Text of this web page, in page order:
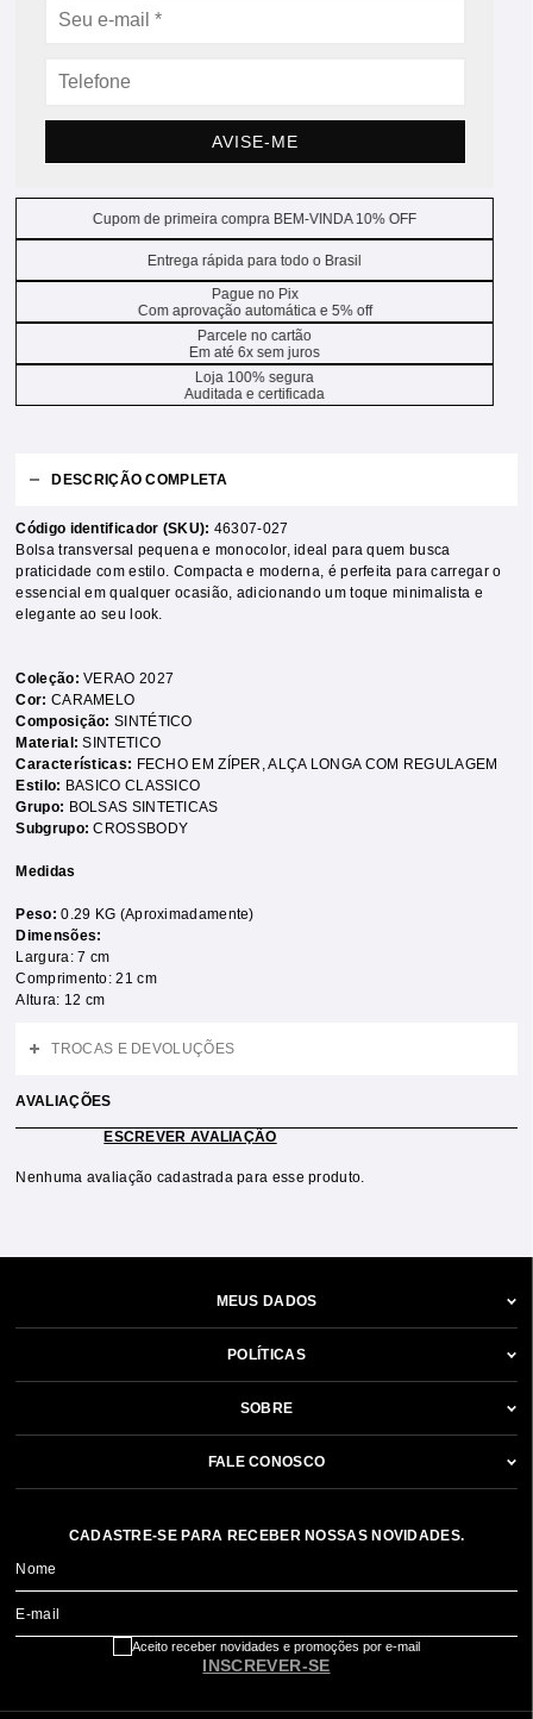
AVISE-ME
Cupom de primeira compra BEM-VINDA 10% OFF
Entrega rápida para todo o Brasil
Pague no Pix
Com aprovação automática e 5% off
Parcele no cartão
Em até 6x sem juros
Loja 100% segura
Auditada e certificada
DESCRIÇÃO COMPLETA
Código identificador (SKU): 46307-027
Bolsa transversal pequena e monocolor, ideal para quem busca
praticidade com estilo. Compacta e moderna, é perfeita para carregar o
essencial em qualquer ocasião, adicionando um toque minimalista e
elegante ao seu look.
Coleção:VERAO 2027
Cor: CARAMELO
Composição:SINTÉTICO
Material:SINTETICO
Características: FECHO EM ZÍPER ,ALÇA LONGA COM REGULAGEM
Estilo: BASICO CLASSICO
Grupo: BOLSAS SINTETICAS
Subgrupo:CROSSBODY
Medidas
Peso:0.29 KG (Aproximadamente)
Dimensões:
Largura: 7 cm
Comprimento: 21 cm
Altura: 12 cm
TROCAS E DEVOLUÇÕES
AVALIAÇÕES
ESCREVER AVALIAÇÃO
Nenhuma avaliação cadastrada para esse produto.
MEUS DADOS
POLÍTICAS
SOBRE
FALE CONOSCO
CADASTRE-SE PARA RECEBER NOSSAS NOVIDADES.
Nome
E-mail
INSCREVER-SE
Aceito receber novidades e promoções por e-mail